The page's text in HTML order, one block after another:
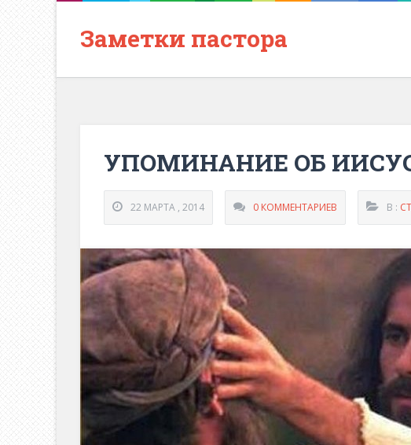
Заметки пастора
УПОМИНАНИЕ ОБ
22 МАРТА , 2014 0 КОММЕНТАРИЕВ В :